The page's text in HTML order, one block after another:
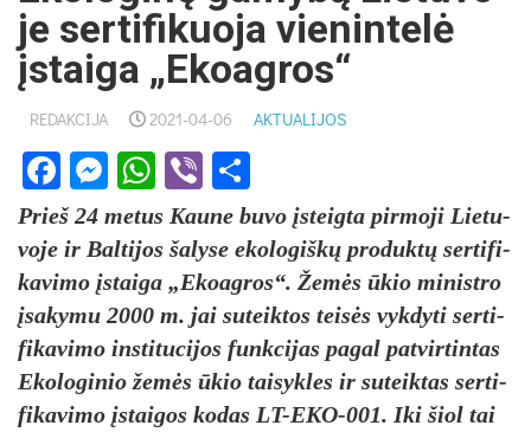
je ser­ti­fi­kuo­ja vie­nin­telė
įstai­ga „Ekoag­ros“
REDAKCIJA 2021-04-06 AKTUALIJOS
Facebook
Messenger
WhatsApp
Viber
Prieš 24 me­tus Kau­ne bu­vo įsteig­ta pir­mo­ji Lie­tu­
vo­je ir Bal­ti­jos ša­ly­se eko­lo­giškų pro­duktų ser­ti­fi­
ka­vi­mo įstai­ga „Ekoag­ros“. Žemės ūkio mi­nist­ro
įsa­ky­mu 2000 m. jai su­teik­tos teisės vyk­dy­ti ser­ti­
fi­ka­vi­mo ins­ti­tu­ci­jos funk­ci­jas pa­gal pa­tvir­tin­tas
Eko­lo­gi­nio žemės ūkio tai­syk­les ir su­teik­tas ser­ti­
fi­ka­vi­mo įstai­gos ko­das LT-EKO-001. Iki šiol tai